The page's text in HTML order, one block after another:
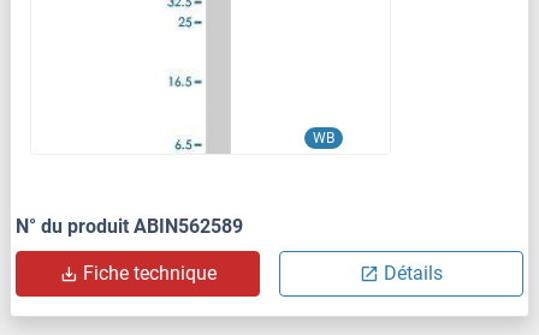
WB
N° du produit ABIN562589
Fiche technique Détails